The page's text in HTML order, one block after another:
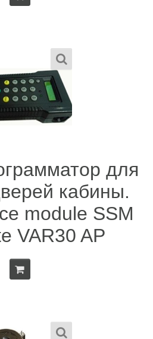
для
кабины.
module SSM
VAR30 AP